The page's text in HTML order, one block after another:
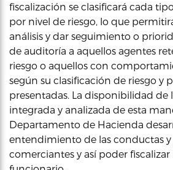
fiscalización se clasificará cada
por nivel de riesgo, lo que
análisis y dar seguimiento o
de auditoría a aquellos agentes
riesgo o aquellos con
según su clasificación de riesgo y
presentadas. La disponibilidad
integrada y analizada de esta
Departamento de Hacienda
entendimiento de las conductas y
comerciantes y así poder fiscalizar